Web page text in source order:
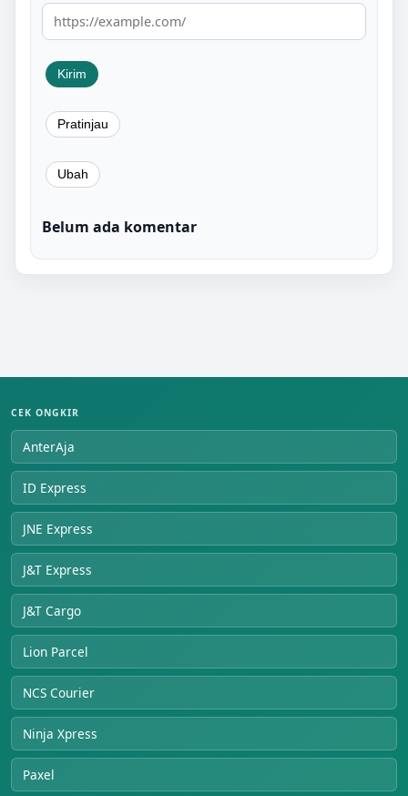
Belum ada komentar
CEK ONGKIR
AnterAja
ID Express
JNE Express
J&T Express
J&T Cargo
Lion Parcel
NCS Courier
Ninja Xpress
Paxel